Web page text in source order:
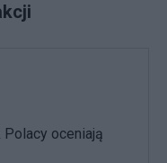
oceniają